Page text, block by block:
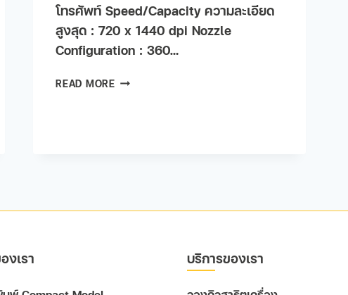
โทรศัพท์ Speed/Capacity ความละเอียด
สูงสุด : 720 x 1440 dpi Nozzle
Configuration : 360…
READ MORE
งเรา บริการของเรา